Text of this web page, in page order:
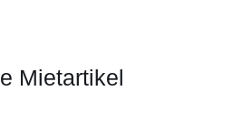
Mietartikel